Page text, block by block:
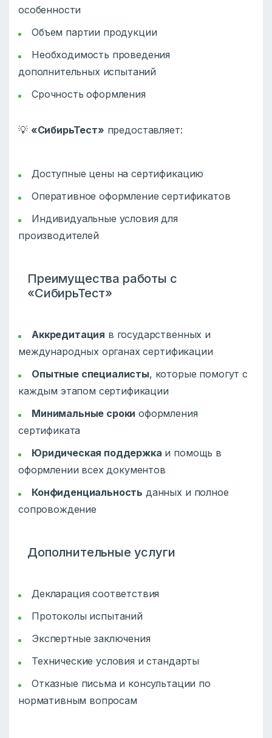
особенности
Объем партии продукции
Необходимость проведения
дополнительных испытаний
Срочность оформления
💡 «СибирьТест» предоставляет:
Доступные цены на сертификацию
Оперативное оформление сертификатов
Индивидуальные условия для
производителей
Преимущества работы с
«СибирьТест»
Аккредитация в государственных и
международных органах сертификации
Опытные специалисты, которые помогут с
каждым этапом сертификации
Минимальные сроки оформления
сертификата
Юридическая поддержка и помощь в
оформлении всех документов
Конфиденциальность данных и полное
сопровождение
Дополнительные услуги
Декларация соответствия
Протоколы испытаний
Экспертные заключения
Технические условия и стандарты
Отказные письма и консультации по
нормативным вопросам